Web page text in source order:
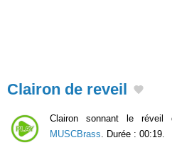
Clairon de reveil
Clairon sonnant le
MUSCBrass . Durée : 00:19.